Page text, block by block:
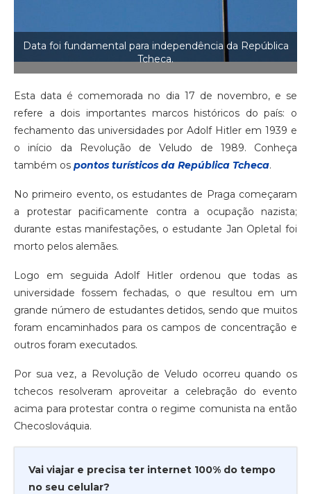
Data foi fundamental para independência da República
Tcheca.
Esta data é comemorada no dia 17 de novembro, e se
refere a dois importantes marcos históricos do país: o
fechamento das universidades por Adolf Hitler em 1939 e
o início da Revolução de Veludo de 1989. Conheça
também os pontos turísticos da República Tcheca.
No primeiro evento, os estudantes de Praga começaram
a protestar pacificamente contra a ocupação nazista;
durante estas manifestações, o estudante Jan Opletal foi
morto pelos alemães.
Logo em seguida Adolf Hitler ordenou que todas as
universidade fossem fechadas, o que resultou em um
grande número de estudantes detidos, sendo que muitos
foram encaminhados para os campos de concentração e
outros foram executados.
Por sua vez, a Revolução de Veludo ocorreu quando os
tchecos resolveram aproveitar a celebração do evento
acima para protestar contra o regime comunista na então
Checoslováquia.
Vai viajar e precisa ter internet 100% do tempo
no seu celular?